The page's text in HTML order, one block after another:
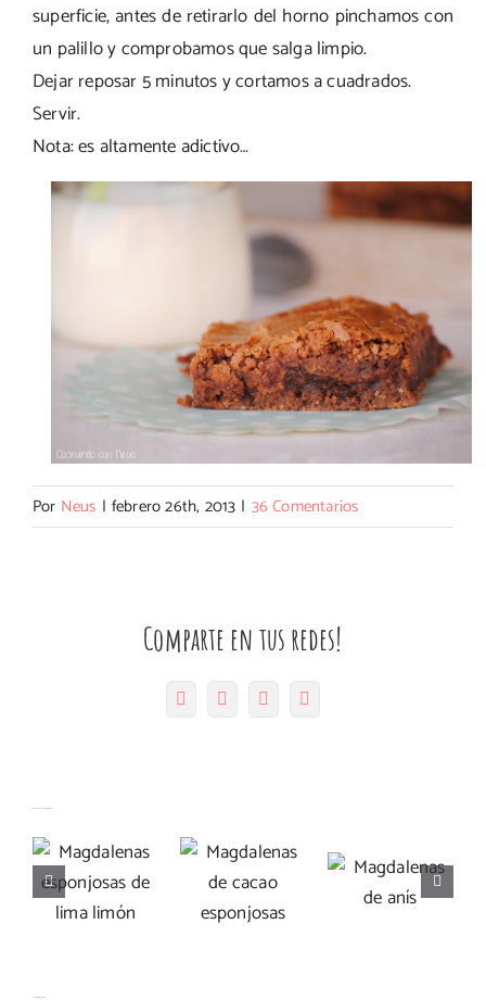
superficie, antes de retirarlo del horno pinchamos con
un palillo y comprobamos que salga limpio.
Dejar reposar 5 minutos y cortamos a cuadrados.
Servir.
Nota: es altamente adictivo…
Por Neus | febrero 26th, 2013 | 36 Comentarios
Comparte en tus redes!
FacebookTwitter Pinterest
electrónico
esponjosas
de lima
Magdalenas
de cacao
esponjosas
Magdalenas
de anís